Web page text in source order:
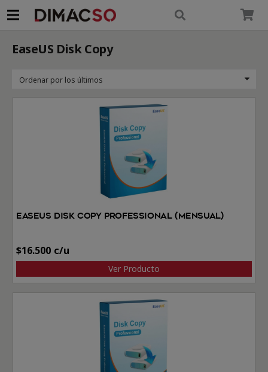
EaseUS Disk Copy
EaseUS Disk Copy Professional (Mensual)
$16.500
Ver Producto
modal-check